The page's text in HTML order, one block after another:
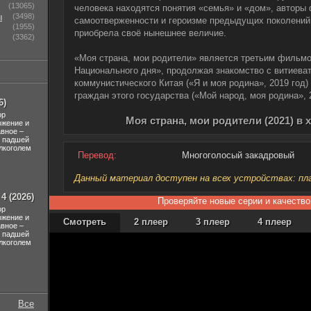
человека находятся понятия «семья» и «дом»,
самоотверженности и героизме предыдущих
приобрела своё нынешнее величие.
«Моя страна, мои родители» является третьим
Национального дня», продолжая знакомство с
коммунистического Китая («Я и моя родина», 2019
граждан этого государства («Мой народ, моя родина»,
Моя страна, мои родители (2021) в
Перевод: Многоголосый закадровый
Данный материал доступен на всех устройствах:
Проверяйте новые серии и
Смотреть
2 плеер 3 плеер 4 плеер
(13065)
(3498)
(1955)
(3362)
и
–
падшей
(2026)
и
–
падшей
Все